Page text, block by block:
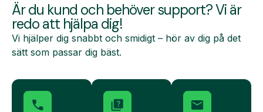
Är du kund och behöver support?Vi är
redo att hjälpa dig!
Vi hjälper dig snabbt och smidigt – hör av dig på det
sätt som passar dig bäst.